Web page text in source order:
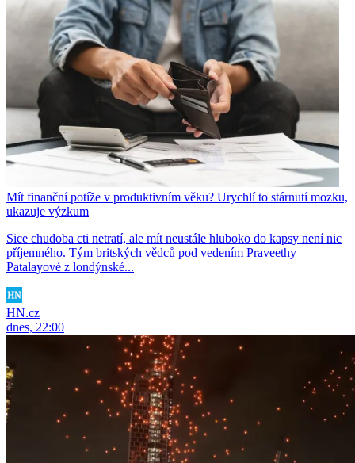
Mít finanční potíže v produktivním věku? Urychlí to stárnutí mozku,
ukazuje výzkum
Sice chudoba cti netratí, ale mít neustále hluboko do kapsy není nic
příjemného. Tým britských vědců pod vedením Praveethy
Patalayové z londýnské...
HN.cz
dnes, 22:00